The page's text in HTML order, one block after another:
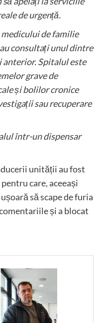
de urgență.
de familie
consultați unul dintre
Spitalul este
grave de
și bolilor cronice
sau recuperare
într-un dispensar
unității au fost
care, aceeași
să scape de furia
și a blocat